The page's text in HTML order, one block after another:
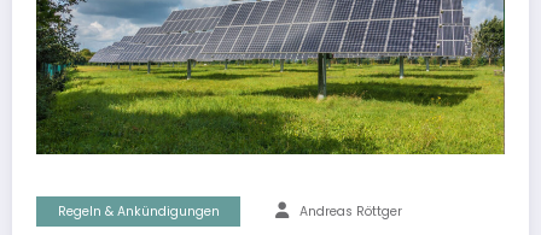
Regeln & Ankündigungen Andreas Röttger